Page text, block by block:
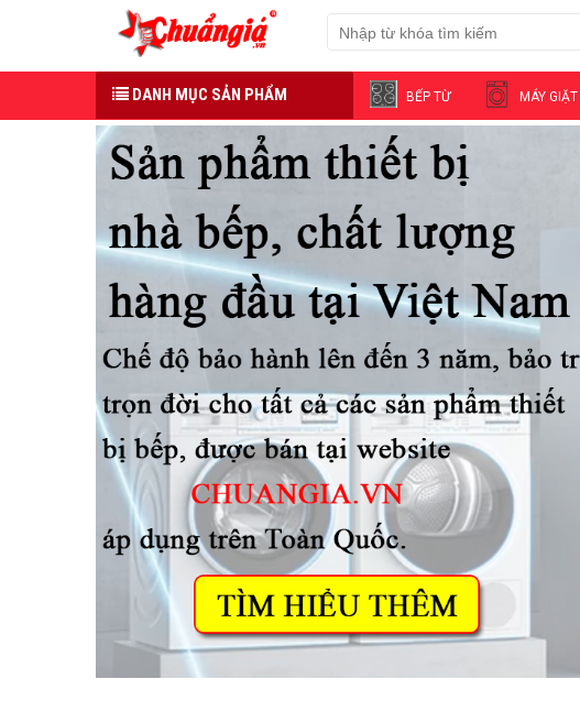
DANH MỤC SẢN PHẨM BẾP TỪ MÁY GIẶT